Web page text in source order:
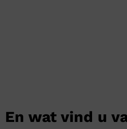
En wat vind u